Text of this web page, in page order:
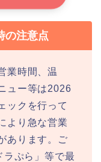
の注意点
業時間、温
ュー等は2026
ックを行って
より急な営業
あります。ご
ラぷら」等で最